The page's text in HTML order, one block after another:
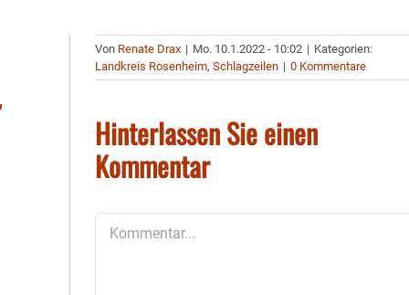
Von Renate Drax | Mo. 10.1.2022 - 10:02 | Kategorien:
Landkreis Rosenheim,Schlagzeilen | 0 Kommentare
Hinterlassen Sie einen
Kommentar